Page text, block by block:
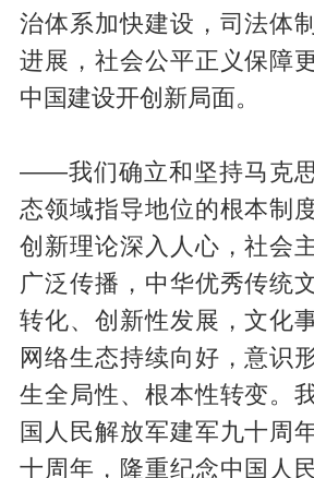
治体系加快建设，司法体
进展，社会公平正义保障
中国建设开创新局面。
——我们确立和坚持马克
态领域指导地位的根本制
创新理论深入人心，社会
广泛传播，中华优秀传统
转化、创新性发展，文化
网络生态持续向好，意识
生全局性、根本性转变。
国人民解放军建军九十周
十周年，隆重纪念中国人